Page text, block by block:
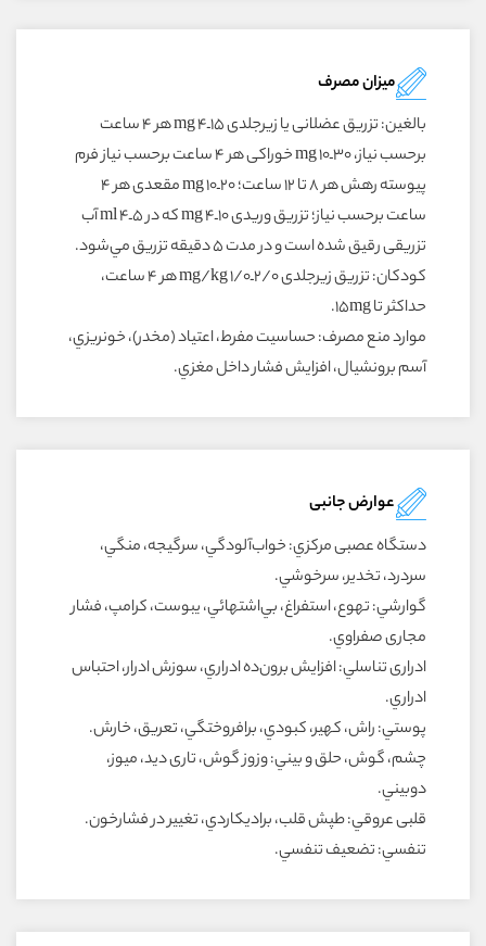
میزان مصرف
بالغين: تزريق عضلانى يا زيرجلدى ۱۵ـ۴ mg هر ۴ ساعت
برحسب نياز، ۳۰ـ۱۰ mg خوراکى هر ۴ ساعت برحسب نياز فرم
پيوسته رهش هر ۸ تا ۱۲ ساعت؛ ۲۰ـ۱۰ mg مقعدى هر ۴
ساعت برحسب نياز؛ تزريق وريدى ۱۰ـ۴ mg که در ۵ـ۴ ml آب
تزريقى رقيق شده است و در مدت ۵ دقيقه تزريق مي‌شود.
کودکان: تزريق زيرجلدى ۲/۰ـ۱/۰ mg/kg هر ۴ ساعت،
حداکثر تا ۱۵mg.
موارد منع مصرف: حساسيت مفرط، اعتياد (مخدر)، خونريزي،
آسم برونشيال، افزايش فشار داخل مغزي.
عوارض جانبی
دستگاه عصبى مرکزي: خواب‌آلودگي، سرگيجه، منگي،
سردرد، تخدير، سرخوشي.
گوارشي: تهوع، استفراغ، بي‌اشتهائي، يبوست، کرامپ، فشار
مجارى صفراوي.
ادرارى تناسلي: افزايش برون‌ده ادراري، سوزش ادرار، احتباس
ادراري.
پوستي: راش، کهير، کبودي، برافروختگي، تعريق، خارش.
چشم، گوش، حلق و بيني: وزوز گوش، تارى ديد، ميوز،
دوبيني.
قلبى عروقي: طپش قلب، براديکاردي، تغيير در فشارخون.
تنفسي: تضعيف تنفسي.